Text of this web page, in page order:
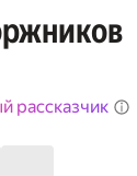
рассказчик